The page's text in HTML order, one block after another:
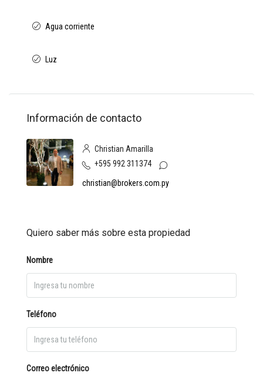
Agua corriente
Luz
Información de contacto
Christian Amarilla
+595 992 311374
christian@brokers.com.py
Quiero saber más sobre esta propiedad
Nombre
Teléfono
Correo electrónico